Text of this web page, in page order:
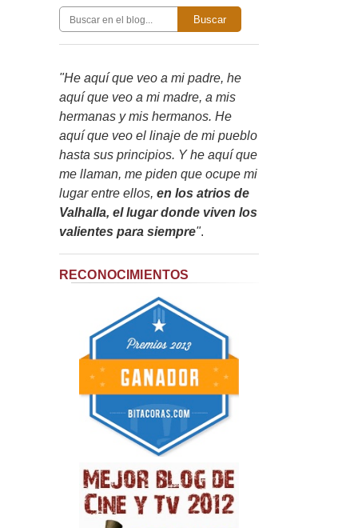
Buscar
"He aquí que veo a mi padre, he
aquí que veo a mi madre, a mis
hermanas y mis hermanos. He
aquí que veo el linaje de mi pueblo
hasta sus principios. Y he aquí que
me llaman, me piden que ocupe mi
lugar entre ellos, en los atrios de
Valhalla, el lugar donde viven los
valientes para siempre".
RECONOCIMIENTOS